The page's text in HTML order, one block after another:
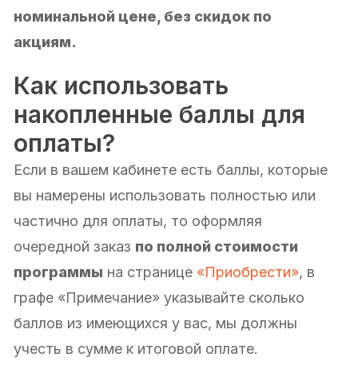
номинальной цене, без скидок по
акциям.
Как использовать
накопленные баллы для
оплаты?
Если в вашем кабинете есть баллы, которые
вы намерены использовать полностью или
частично для оплаты, то оформляя
очередной заказ по полной стоимости
программы на странице «Приобрести», в
графе «Примечание» указывайте сколько
баллов из имеющихся у вас, мы должны
учесть в сумме к итоговой оплате.